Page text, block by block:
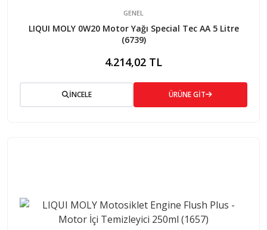
GENEL
LIQUI MOLY 0W20 Motor Yağı Special Tec AA 5 Litre
(6739)
4.214,02 TL
İNCELE ÜRÜNE GİT